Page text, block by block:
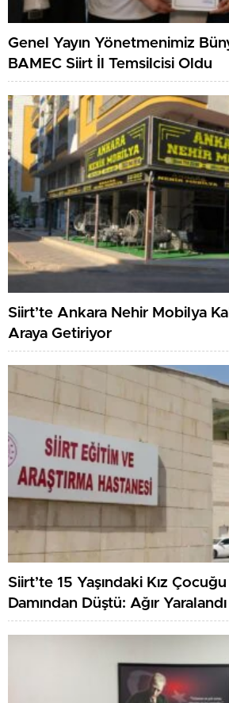
Genel Yayın Yönetmenimiz
BAMEC Siirt İl Temsilcisi Oldu
Siirt’te Ankara Nehir Mobilya
Araya Getiriyor
Siirt’te 15 Yaşındaki Kız Çocuğu
Damından Düştü: Ağır Yaralandı